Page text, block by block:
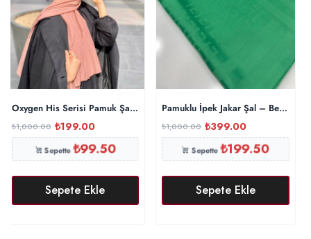
Oxygen His Serisi Pamuk Şal – İncir
₺1,000.00 ₺199.00
Sepette₺99.50
Sepete Ekle
Pamuklu İpek Jakar Şal – Benetton
₺1,000.00 ₺399.00
Sepette₺199.50
Sepete Ekle